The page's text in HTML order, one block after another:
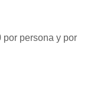
por persona y por